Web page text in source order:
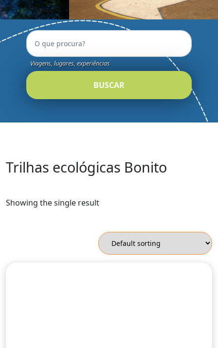
Viagens, lugares, experiências
BUSCAR
Trilhas ecológicas Bonito
Showing the single result